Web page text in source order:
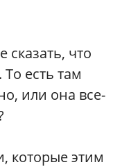
сказать, что
есть там
или она все-
которые этим